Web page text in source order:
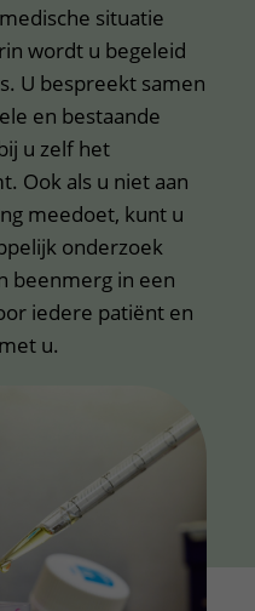
situatie
wordt u begeleid
U bespreekt samen
en bestaande
u zelf het
Ook als u niet aan
meedoet, kunt u
onderzoek
beenmerg in een
iedere patiënt en
u.